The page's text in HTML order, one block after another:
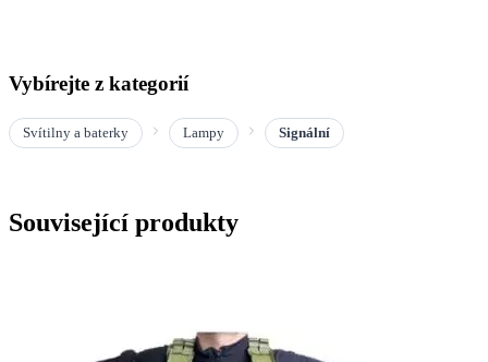
Vybírejte z kategorií
Svítilny a baterky Lampy Signální
Související produkty